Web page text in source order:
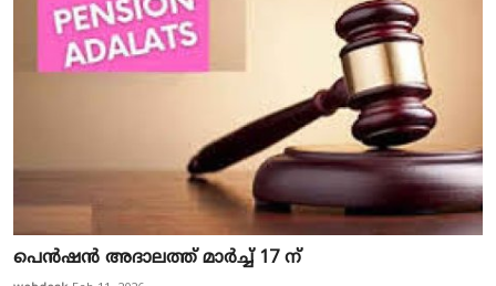
പെൻഷൻ അദാലത്ത് മാർച്ച് 17 ന്